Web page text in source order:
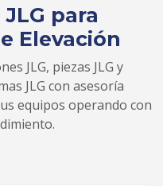
para
Elevación
JLG, piezas JLG y
JLG con asesoría
equipos operando con